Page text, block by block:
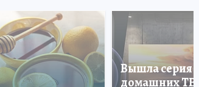
Вышла серия
домашних ТВ,